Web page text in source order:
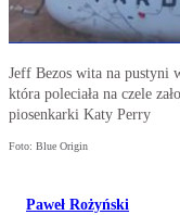
Jeff Bezos wita na pustyni
która poleciała na czele
piosenkarki Katy Perry
Foto: Blue Origin
Paweł Rożyński